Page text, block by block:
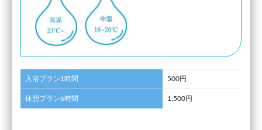
入浴プラン1時間 500円
休憩プラン6時間 1,500円